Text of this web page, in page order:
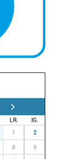
LR.
IG.
1 2
8 9